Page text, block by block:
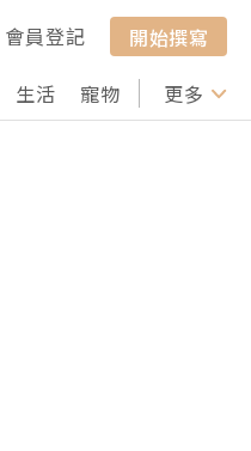
會員登記
開始撰寫
生活 寵物 行山 打卡
更多